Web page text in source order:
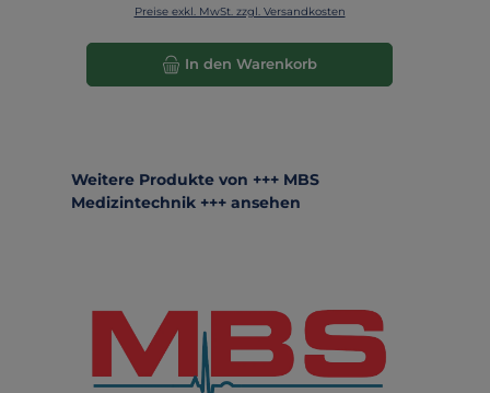
Preise exkl. MwSt. zzgl. Versandkosten
In den Warenkorb
Produktgalerie überspringen
Weitere Produkte von +++ MBS
Medizintechnik +++ ansehen